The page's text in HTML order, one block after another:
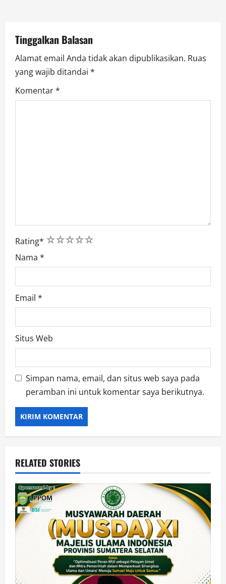
o
n
Tinggalkan Balasan
Alamat email Anda tidak akan dipublikasikan. Ruas
yang wajib ditandai *
Komentar*
Rating* 5
4
3
2
1
Nama *
Email *
Situs Web
Simpan nama, email, dan situs web saya pada
peramban ini untuk komentar saya berikutnya.
RELATED STORIES